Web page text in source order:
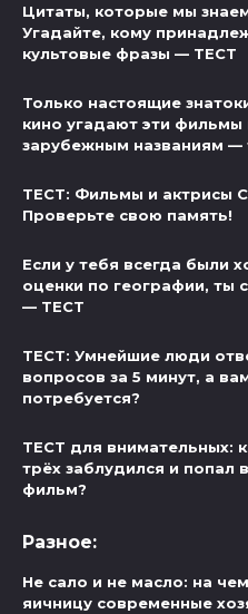
Цитаты, которые мы
Угадайте, кому
культовые фразы — ТЕСТ
Только настоящие
кино угадают эти фильмы
зарубежным названиям —
ТЕСТ: Фильмы и актрисы
Проверьте свою память!
Если у тебя всегда были
оценки по географии, ты
— ТЕСТ
ТЕСТ: Умнейшие люди
вопросов за 5 минут, а
потребуется?
ТЕСТ для внимательных:
трёх заблудился и попал
фильм?
Разное:
Не сало и не масло: на
яичницу современные